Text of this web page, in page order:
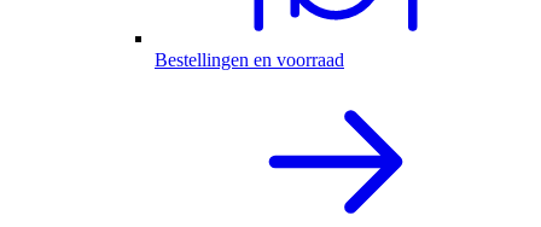
Bestellingen en voorraad